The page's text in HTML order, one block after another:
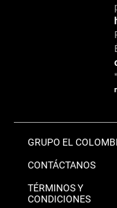
GRUPO EL
CONTÁCTANOS
TÉRMINOS Y
CONDICIONES